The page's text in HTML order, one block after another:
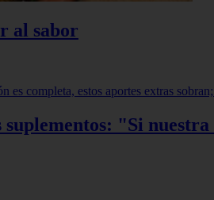
al sabor
"Si